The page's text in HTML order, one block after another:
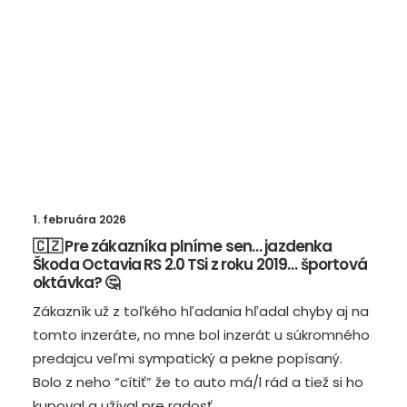
1. februára 2026
🇨🇿 Pre zákazníka plníme sen… jazdenka
Škoda Octavia RS 2.0 TSi z roku 2019… športová
oktávka? 🤔
Zákazník už z toľkého hľadania hľadal chyby aj na
tomto inzeráte, no mne bol inzerát u súkromného
predajcu veľmi sympatický a pekne popísaný.
Bolo z neho “cítiť” že to auto má/l rád a tiež si ho